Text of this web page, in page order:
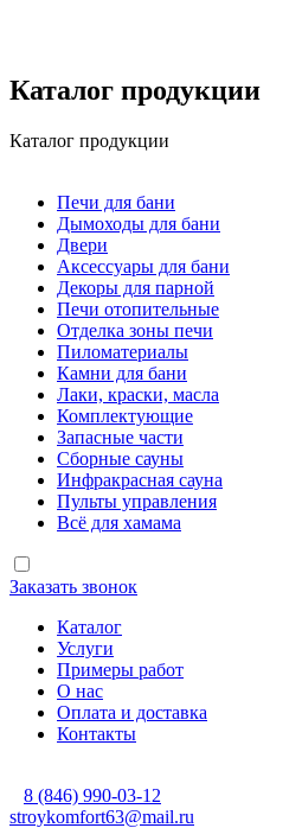
Каталог продукции
Каталог продукции
Печи для бани
Дымоходы для бани
Двери
Аксессуары для бани
Декоры для парной
Печи отопительные
Отделка зоны печи
Пиломатериалы
Камни для бани
Лаки, краски, масла
Комплектующие
Запасные части
Сборные сауны
Инфракрасная сауна
Пульты управления
Всё для хамама
Заказать звонок
Каталог
Услуги
Примеры работ
О нас
Оплата и доставка
Контакты
8 (846) 990-03-12
stroykomfort63@mail.ru